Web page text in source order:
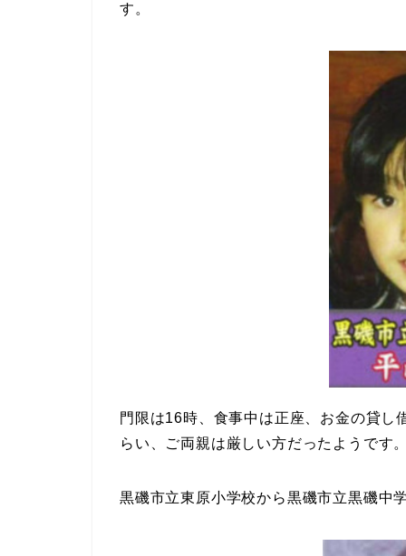
す。
門限は16時、食事中は正座、お金の貸し
らい、ご両親は厳しい方だったようです
黒磯市立東原小学校から黒磯市立黒磯中